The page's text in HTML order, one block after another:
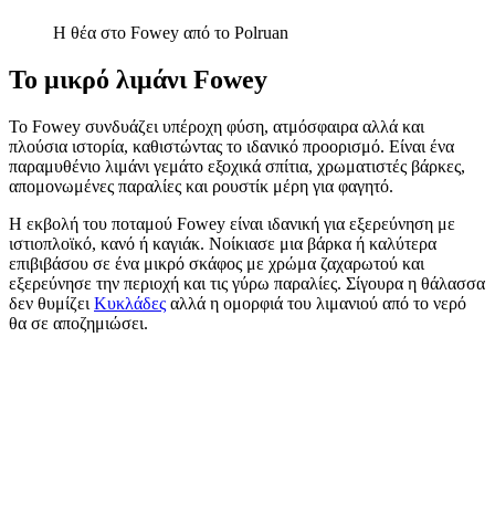
Η θέα στο Fowey από το Polruan
Το μικρό λιμάνι Fowey
Το Fowey συνδυάζει υπέροχη φύση, ατμόσφαιρα αλλά και
πλούσια ιστορία, καθιστώντας το ιδανικό προορισμό. Είναι ένα
παραμυθένιο λιμάνι γεμάτο εξοχικά σπίτια, χρωματιστές βάρκες,
απομονωμένες παραλίες και ρουστίκ μέρη για φαγητό.
Η εκβολή του ποταμού Fowey είναι ιδανική για εξερεύνηση με
ιστιοπλοϊκό, κανό ή καγιάκ. Νοίκιασε μια βάρκα ή καλύτερα
επιβιβάσου σε ένα μικρό σκάφος με χρώμα ζαχαρωτού και
εξερεύνησε την περιοχή και τις γύρω παραλίες. Σίγουρα η θάλασσα
δεν θυμίζει Κυκλάδες αλλά η ομορφιά του λιμανιού από το νερό
θα σε αποζημιώσει.